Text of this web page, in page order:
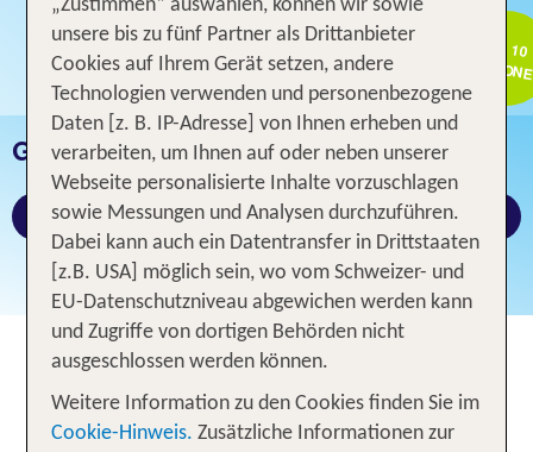
GEMEINSAM MEHR ERLEBEN
Jetzt Ihre Gruppenreise anfragen
AB 10
TUI Gruppenreisen - Buchbar ab
10 Personen
„Zustimmen“ auswählen, können wir sowie
unsere bis zu fünf Partner als Drittanbieter
Cookies auf Ihrem Gerät setzen, andere
Technologien verwenden und personenbezogene
Daten [z. B. IP-Adresse] von Ihnen erheben und
verarbeiten, um Ihnen auf oder neben unserer
Webseite personalisierte Inhalte vorzuschlagen
sowie Messungen und Analysen durchzuführen.
Dabei kann auch ein Datentransfer in Drittstaaten
[z.B. USA] möglich sein, wo vom Schweizer- und
EU-Datenschutzniveau abgewichen werden kann
und Zugriffe von dortigen Behörden nicht
ausgeschlossen werden können.
Weitere Information zu den Cookies finden Sie im
Cookie-Hinweis. Zusätzliche Informationen zur